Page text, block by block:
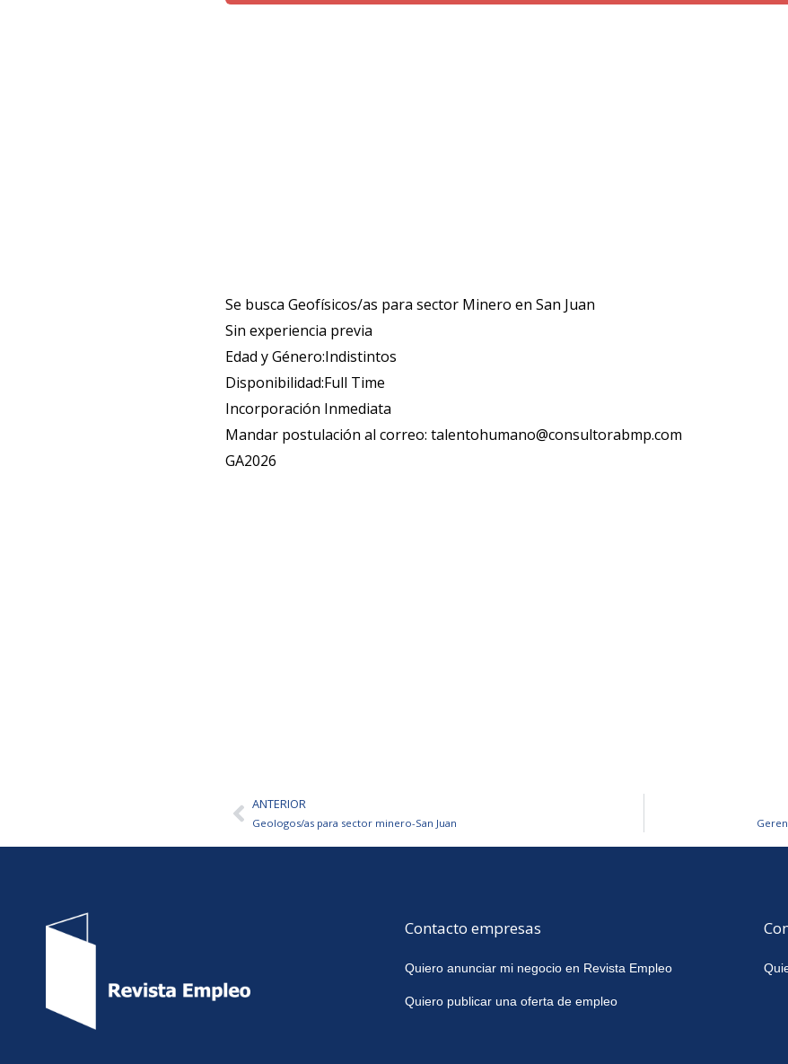
Se busca Geofísicos/as para sector Minero en San Juan
Sin experiencia previa
Edad y Género:Indistintos
Disponibilidad:Full Time
Incorporación Inmediata
Mandar postulación al correo: talentohumano@consultorabmp.com
GA2026
AntANTERIOR
Geologos/as para sector minero-San Juan
Contacto empresas
Quiero anunciar mi negocio en Revista Empleo
Quiero publicar una oferta de empleo